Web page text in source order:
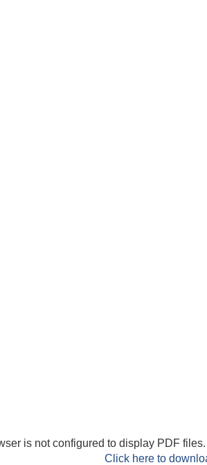
is not configured to display PDF files.
Click here to